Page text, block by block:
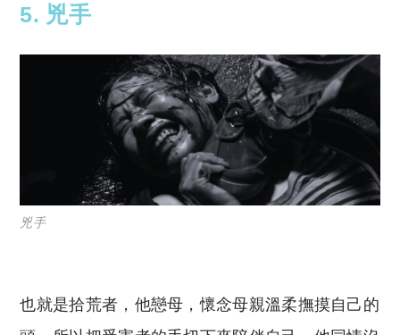
5. 兇手
兇手
也就是拾荒者，他戀母，懷念母親溫柔撫摸自己的